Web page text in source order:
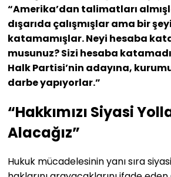
“Amerika’dan talimatları
dışarıda çalışmışlar ama bir
katamamışlar. Neyi hesaba
musunuz? Sizi hesaba
Halk Partisi’nin adayına,
darbe yapıyorlar.”
“Hakkımızı Siyasi
Alacağız”
Hukuk mücadelesinin yanı sıra